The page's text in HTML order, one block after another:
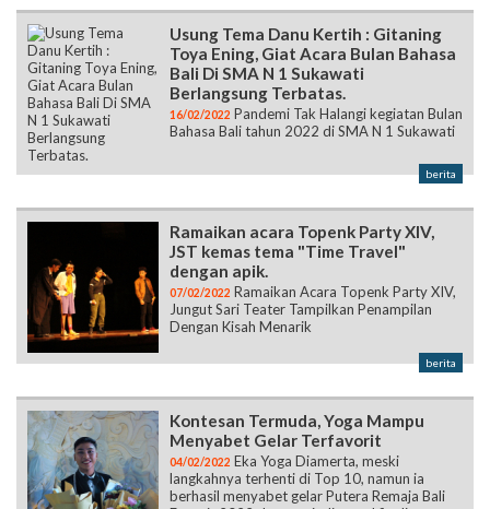
Usung Tema Danu Kertih : Gitaning
Toya Ening, Giat Acara Bulan Bahasa
Bali Di SMA N 1 Sukawati
Berlangsung Terbatas.
16/02/2022 Pandemi Tak Halangi kegiatan Bulan
Bahasa Bali tahun 2022 di SMA N 1 Sukawati
berita
Ramaikan acara Topenk Party XIV,
JST kemas tema "Time Travel"
dengan apik.
07/02/2022 Ramaikan Acara Topenk Party XIV,
Jungut Sari Teater Tampilkan Penampilan
Dengan Kisah Menarik
berita
Kontesan Termuda, Yoga Mampu
Menyabet Gelar Terfavorit
04/02/2022 Eka Yoga Diamerta, meski
langkahnya terhenti di Top 10, namun ia
berhasil menyabet gelar Putera Remaja Bali